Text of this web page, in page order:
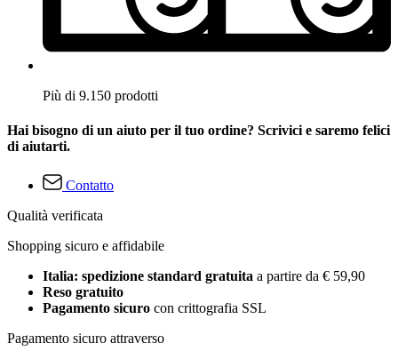
Più di 9.150 prodotti
Hai bisogno di un aiuto per il tuo ordine? Scrivici e saremo felici
di aiutarti.
Contatto
Qualità verificata
Shopping sicuro e affidabile
Italia: spedizione standard gratuita a partire da € 59,90
Reso gratuito
Pagamento sicuro con crittografia SSL
Pagamento sicuro attraverso